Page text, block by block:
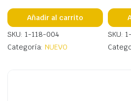
Añadir al carrito
SKU: 1-118-004
Categoría: NUEVO
SKU: